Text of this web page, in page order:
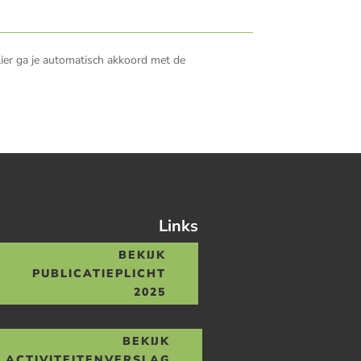
ga je automatisch akkoord met de
Links
BEKIJK
PUBLICATIEPLICHT
2025
BEKIJK